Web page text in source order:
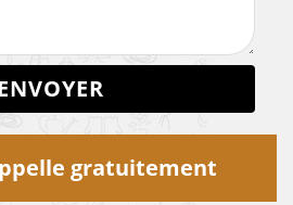
gratuitement